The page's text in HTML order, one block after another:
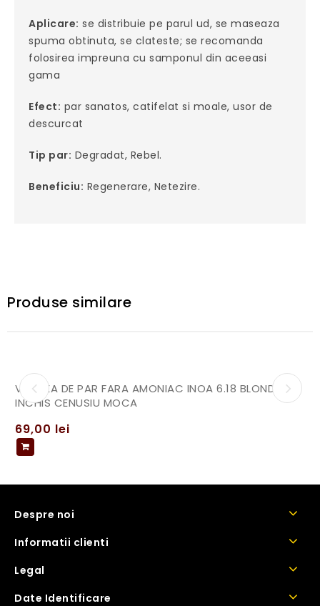
Aplicare: se distribuie pe parul ud, se maseaza
spuma obtinuta, se clateste; se recomanda
folosirea impreuna cu samponul din aceeasi
gama
Efect: par sanatos, catifelat si moale, usor de
descurcat
Tip par: Degradat, Rebel.
Beneficiu: Regenerare, Netezire.
Produse similare
VOPSEA DE PAR FARA AMONIAC INOA 6.18 BLOND
INCHIS CENUSIU MOCA
69,00 lei
Despre noi
Informatii clienti
Legal
Date Identificare